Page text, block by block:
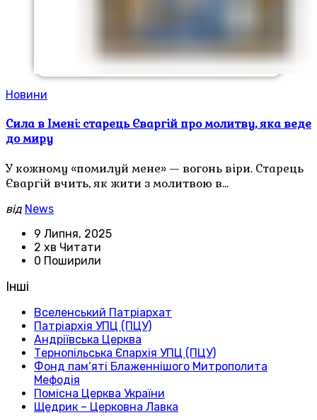
Новини
Сила в Імені: старець Єваргій про молитву, яка веде
до миру
У кожному «помилуй мене» — вогонь віри. Старець
Єваргій вчить, як жити з молитвою в…
від News
9 Липня, 2025
2 хв Читати
0 Поширили
Інші
Вселенський Патріархат
Патріархія УПЦ (ПЦУ)
Андріївська Церква
Тернопільська Єпархія УПЦ (ПЦУ)
Фонд пам’яті Блаженнішого Митрополита
Мефодія
Помісна Церква України
Щедрик – Церковна Лавка